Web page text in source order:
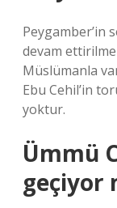
Peygamber’in
devam
Müslümanla
Ebu Cehil’in
yoktur.
Ümmü
geçiyor